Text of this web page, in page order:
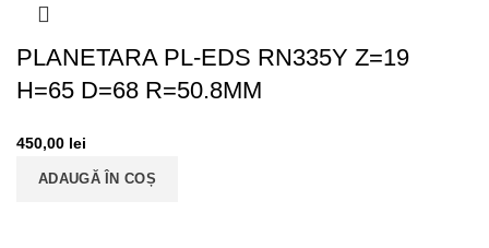
PLANETARA PL-EDS RN335Y Z=19
H=65 D=68 R=50.8MM
450,00 lei
ADAUGĂ ÎN COȘ